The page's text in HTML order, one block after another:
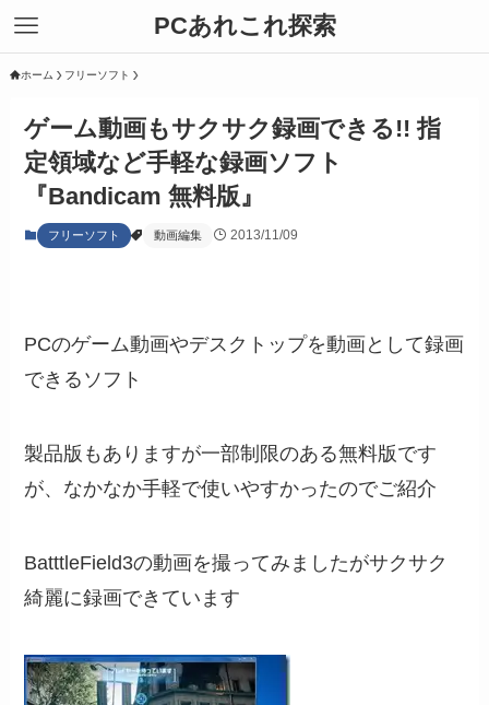
PCあれこれ探索
ホーム フリーソフト
ゲーム動画もサクサク録画できる!! 指
定領域など手軽な録画ソフト
『Bandicam 無料版』
フリーソフト 動画編集 2013/11/09
PCのゲーム動画やデスクトップを動画として録画
できるソフト
製品版もありますが一部制限のある無料版です
が、なかなか手軽で使いやすかったのでご紹介
BatttleField3の動画を撮ってみましたがサクサク
綺麗に録画できています